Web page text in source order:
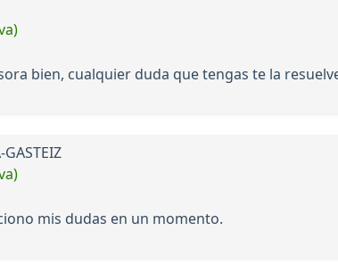
bien, cualquier duda que tengas te la
mis dudas en un momento.